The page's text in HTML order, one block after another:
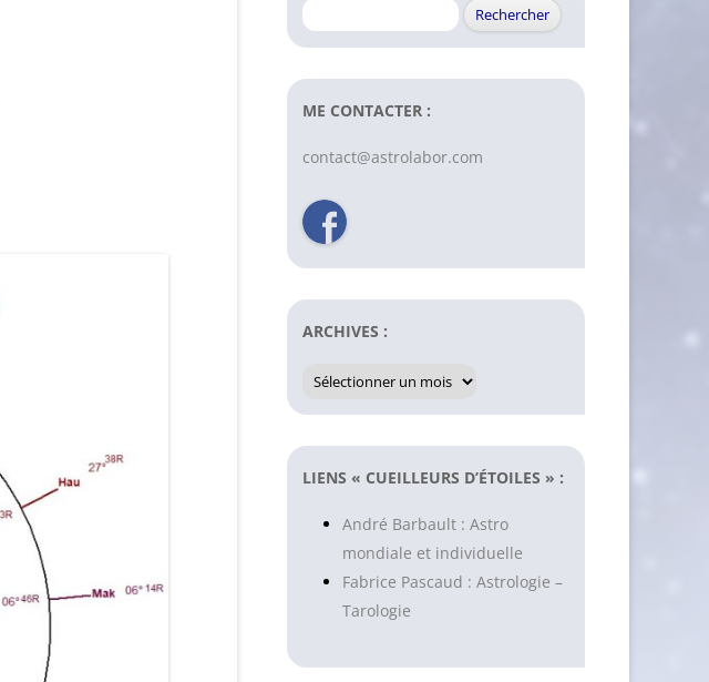
Rechercher :
ME CONTACTER :
contact@astrolabor.com
ARCHIVES :
Archives
LIENS « CUEILLEURS D’ÉTOILES » :
André Barbault : Astro
mondiale et individuelle
Fabrice Pascaud : Astrologie –
Tarologie